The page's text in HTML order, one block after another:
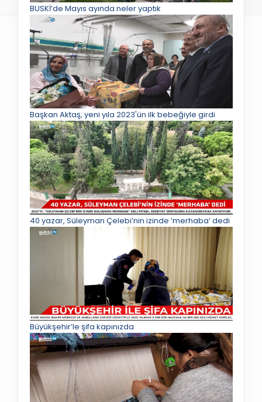
BUSKİ’de Mayıs ayında neler yaptık
Başkan Aktaş, yeni yıla 2023'ün ilk bebeğiyle girdi
40 yazar, Süleyman Çelebi’nin izinde ‘merhaba’ dedi
Büyükşehir’le şifa kapınızda